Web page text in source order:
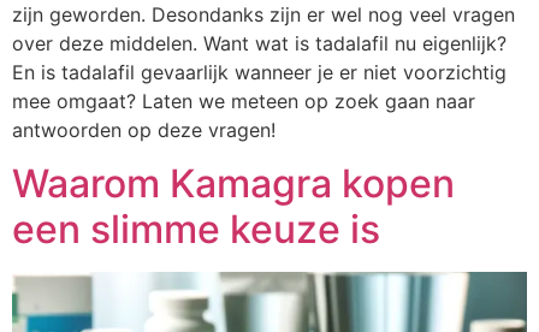
zijn geworden. Desondanks zijn er wel nog veel vragen
over deze middelen. Want wat is tadalafil nu eigenlijk?
En is tadalafil gevaarlijk wanneer je er niet voorzichtig
mee omgaat? Laten we meteen op zoek gaan naar
antwoorden op deze vragen!
Waarom Kamagra kopen
een slimme keuze is